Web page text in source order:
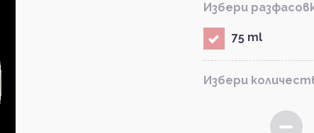
Избери
75 ml
Избери